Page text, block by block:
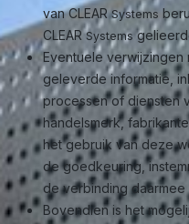
van CLEARSystems
CLEARSystems
Eventuele
geleverde informatie,
processen of diensten
handelsmerk,
het gebruik van deze
de goedkeuring,
de verbinding daarmee
Bovendien is het